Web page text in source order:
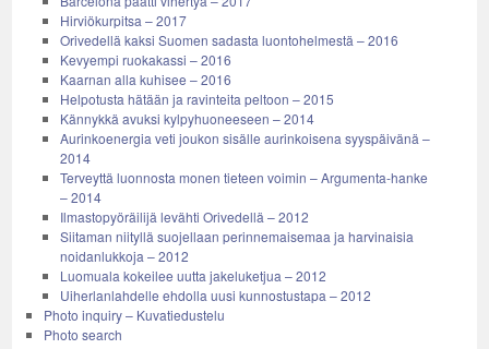
Hirviökurpitsa – 2017
Orivedellä kaksi Suomen sadasta luontohelmestä – 2016
Kevyempi ruokakassi – 2016
Kaarnan alla kuhisee – 2016
Helpotusta hätään ja ravinteita peltoon – 2015
Kännykkä avuksi kylpyhuoneeseen – 2014
Aurinkoenergia veti joukon sisälle aurinkoisena syyspäivänä –
2014
Terveyttä luonnosta monen tieteen voimin – Argumenta-hanke
– 2014
Ilmastopyöräilijä levähti Orivedellä – 2012
Siitaman niityllä suojellaan perinnemaisemaa ja harvinaisia
noidanlukkoja – 2012
Luomuala kokeilee uutta jakeluketjua – 2012
Uiherlanlahdelle ehdolla uusi kunnostustapa – 2012
Photo inquiry – Kuvatiedustelu
Photo search